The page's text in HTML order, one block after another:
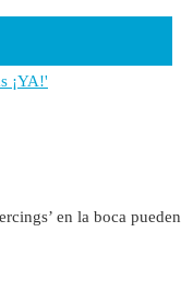
en la boca pueden